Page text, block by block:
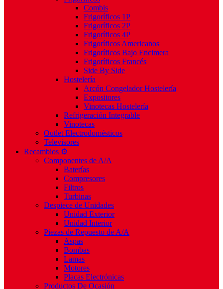
Combis
Frigoríficos 1P
Frigoríficos 2P
Frigoríficos 4P
Frigoríficos Americanos
Frigoríficos Bajo Encimera
Frigoríficos Francés
Side By Side
Hostelería
Arcón Congelador Hostelería
Expositores
Vinotecas Hostelería
Refrigeración Integrable
Vinotecas
Outlet Electrodomésticos
Televisores
Recambios ⚙️
Componentes de A/A
Baterías
Compresores
Filtros
Turbinas
Despiece de Unidades
Unidad Exterior
Unidad Interior
Piezas de Repuesto de A/A
Aspas
Bombas
Lamas
Motores
Placas Electrónicas
Productos De Ocasión